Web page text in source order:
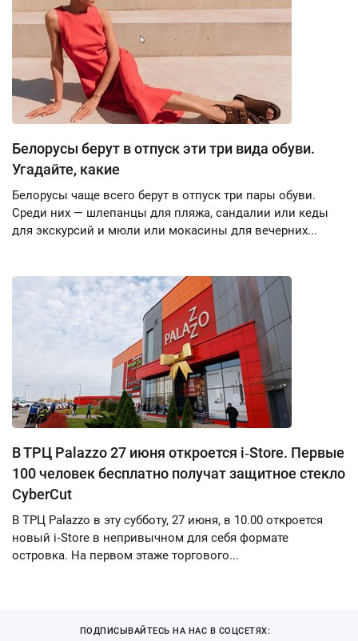
Белорусы берут в отпуск эти три вида обуви.
Угадайте, какие
Белорусы чаще всего берут в отпуск три пары обуви.
Среди них — шлепанцы для пляжа, сандалии или кеды
для экскурсий и мюли или мокасины для вечерних...
В ТРЦ Palazzo 27 июня откроется i‑Store. Первые
100 человек бесплатно получат защитное стекло
CyberCut
В ТРЦ Palazzo в эту субботу, 27 июня, в 10.00 откроется
новый i‑Store в непривычном для себя формате
островка. На первом этаже торгового...
ПОДПИСЫВАЙТЕСЬ НА НАС В СОЦСЕТЯХ: